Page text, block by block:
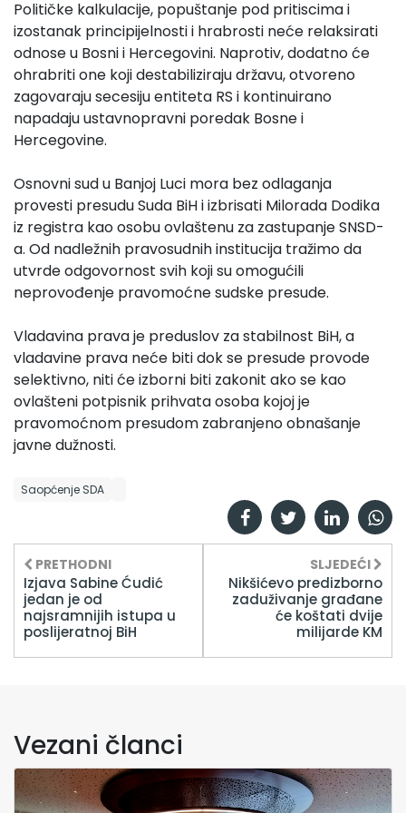
Političke kalkulacije, popuštanje pod pritiscima i
izostanak principijelnosti i hrabrosti neće relaksirati
odnose u Bosni i Hercegovini. Naprotiv, dodatno će
ohrabriti one koji destabiliziraju državu, otvoreno
zagovaraju secesiju entiteta RS i kontinuirano
napadaju ustavnopravni poredak Bosne i
Hercegovine.
Osnovni sud u Banjoj Luci mora bez odlaganja
provesti presudu Suda BiH i izbrisati Milorada Dodika
iz registra kao osobu ovlaštenu za zastupanje SNSD-
a. Od nadležnih pravosudnih institucija tražimo da
utvrde odgovornost svih koji su omogućili
neprovođenje pravomoćne sudske presude.
Vladavina prava je preduslov za stabilnost BiH, a
vladavine prava neće biti dok se presude provode
selektivno, niti će izborni biti zakonit ako se kao
ovlašteni potpisnik prihvata osoba kojoj je
pravomoćnom presudom zabranjeno obnašanje
javne dužnosti.
Saopćenje SDA
PRETHODNI
Izjava Sabine Ćudić
jedan je od
najsramnijih istupa u
poslijeratnoj BiH
SLJEDEĆI
Nikšićevo predizborno
zaduživanje građane
će koštati dvije
milijarde KM
Vezani članci